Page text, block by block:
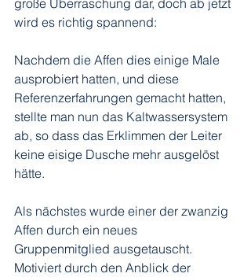
große Überraschung dar, doch ab jetzt
wird es richtig spannend:
Nachdem die Affen dies einige Male
ausprobiert hatten, und diese
Referenzerfahrungen gemacht hatten,
stellte man nun das Kaltwassersystem
ab, so dass das Erklimmen der Leiter
keine eisige Dusche mehr ausgelöst
hätte.
Als nächstes wurde einer der zwanzig
Affen durch ein neues
Gruppenmitglied ausgetauscht.
Motiviert durch den Anblick der